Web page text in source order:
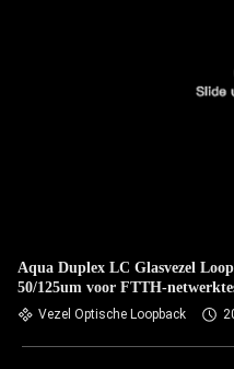
Aqua Duplex LC Glasvezel
50/125um voor FTTH-
Vezel Optische Loopback